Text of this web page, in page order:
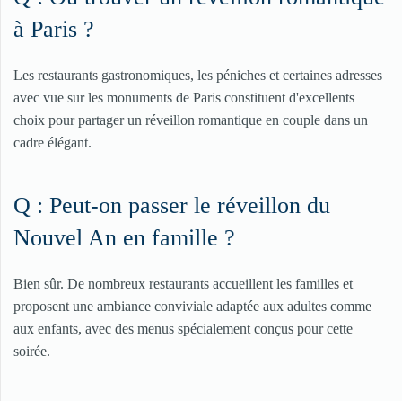
à Paris ?
Les restaurants gastronomiques, les péniches et certaines adresses
avec vue sur les monuments de Paris constituent d'excellents
choix pour partager un réveillon romantique en couple dans un
cadre élégant.
Q : Peut-on passer le réveillon du
Nouvel An en famille ?
Bien sûr. De nombreux restaurants accueillent les familles et
proposent une ambiance conviviale adaptée aux adultes comme
aux enfants, avec des menus spécialement conçus pour cette
soirée.